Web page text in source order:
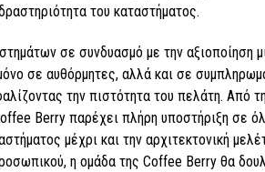
του καταστήματος.
σε συνδυασμό με την
σε αυθόρμητες, αλλά και σε
την πιστότητα του πελάτη. Από
Berry παρέχει πλήρη υποστήριξη σε
μέχρι και την αρχιτεκτονική
η ομάδα της Coffee Berry θα